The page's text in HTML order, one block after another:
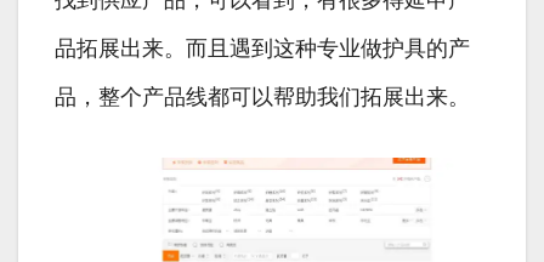
品拓展出来。而且遇到这种专业做护具的产
品，整个产品线都可以帮助我们拓展出来。